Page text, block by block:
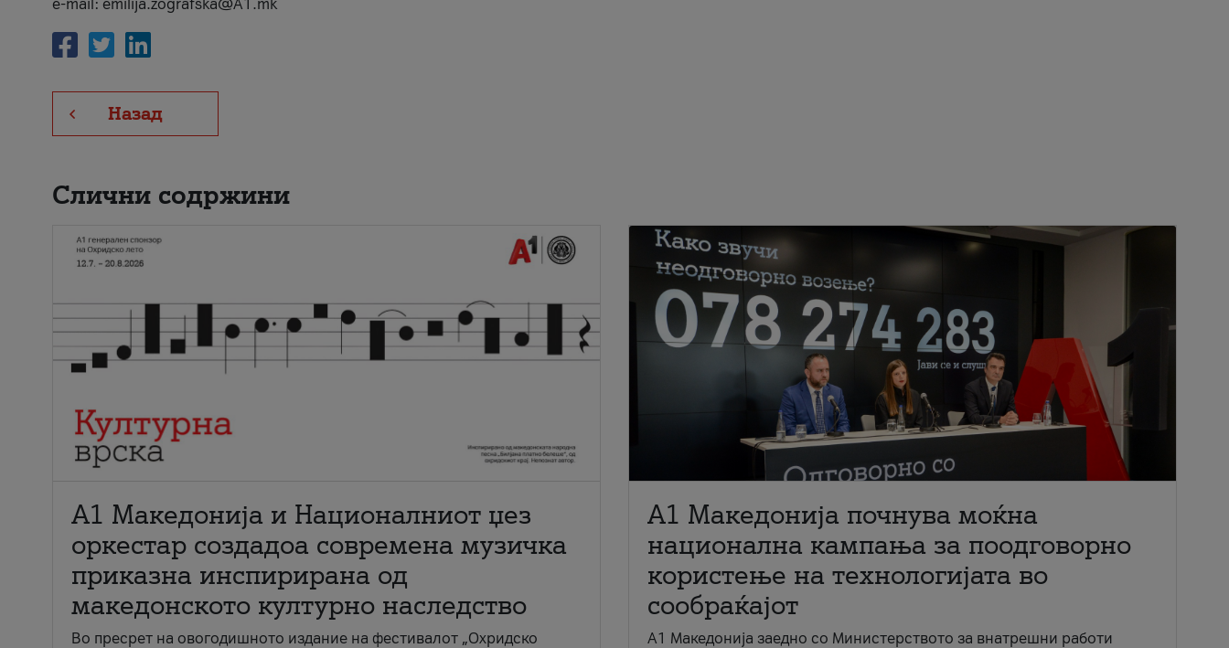
e-mail: emilija.zografska@A1.mk
Назад
Слични содржини
А1 Македонија и Националниот џез
оркестар создадоа современа музичка
приказна инспирирана од
македонското културно наследство
Во пресрет на овогодишното издание на фестивалот „Охридско
A1 Македонија почнува моќна
национална кампања за поодговорно
користење на технологијата во
сообраќајот
A1 Македонија заедно со Министерството за внатрешни работи